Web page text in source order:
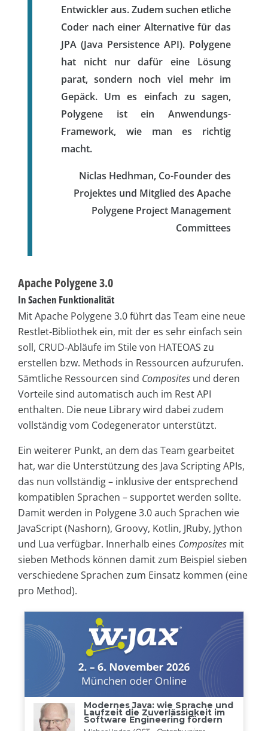
Entwickler aus. Zudem suchen etliche
Coder nach einer Alternative für das
JPA (Java Persistence API). Polygene
hat nicht nur dafür eine Lösung
parat, sondern noch viel mehr im
Gepäck. Um es einfach zu sagen,
Polygene ist ein Anwendungs-
Framework, wie man es richtig
macht.
Niclas Hedhman, Co-Founder des
Projektes und Mitglied des Apache
Polygene Project Management
Committees
Apache Polygene 3.0
In Sachen Funktionalität
Mit Apache Polygene 3.0 führt das Team eine neue
Restlet-Bibliothek ein, mit der es sehr einfach sein
soll, CRUD-Abläufe im Stile von HATEOAS zu
erstellen bzw. Methods in Ressourcen aufzurufen.
Sämtliche Ressourcen sind Composites und deren
Vorteile sind automatisch auch im Rest API
enthalten. Die neue Library wird dabei zudem
vollständig vom Codegenerator unterstützt.
Ein weiterer Punkt, an dem das Team gearbeitet
hat, war die Unterstützung des Java Scripting APIs,
das nun vollständig – inklusive der entsprechend
kompatiblen Sprachen – supportet werden sollte.
Damit werden in Polygene 3.0 auch Sprachen wie
JavaScript (Nashorn), Groovy, Kotlin, JRuby, Jython
und Lua verfügbar. Innerhalb eines Composites mit
sieben Methods können damit zum Beispiel sieben
verschiedene Sprachen zum Einsatz kommen (eine
pro Method).